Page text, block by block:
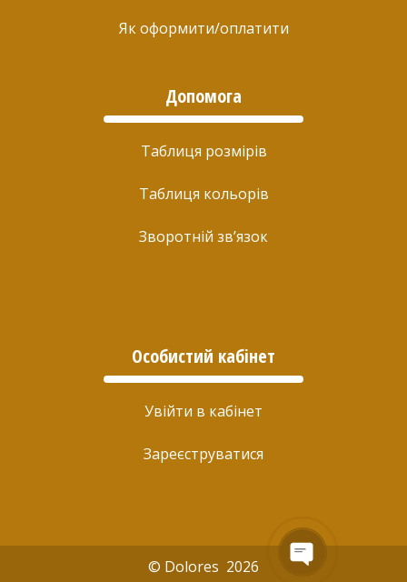
Як оформити/оплатити
Допомога
Таблиця розмірів
Таблиця кольорів
Зворотній зв’язок
Особистий кабінет
Увійти в кабінет
Зареєструватися
© Dolores 2026